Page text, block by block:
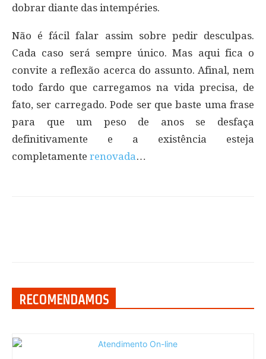
dobrar diante das intempéries.
Não é fácil falar assim sobre pedir desculpas.
Cada caso será sempre único. Mas aqui fica o
convite a reflexão acerca do assunto. Afinal, nem
todo fardo que carregamos na vida precisa, de
fato, ser carregado. Pode ser que baste uma frase
para que um peso de anos se desfaça
definitivamente e a existência esteja
completamente renovada…
RECOMENDAMOS